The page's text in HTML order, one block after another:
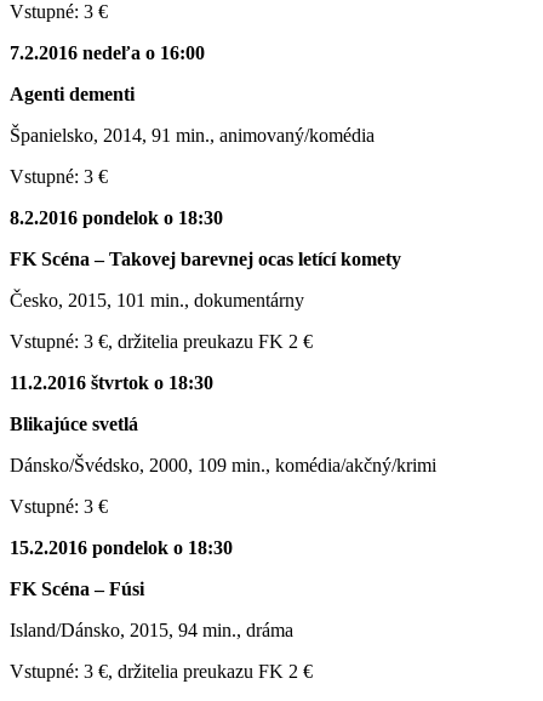
Vstupné: 3 €
7.2.2016 nedeľa o 16:00
Agenti dementi
Španielsko, 2014, 91 min., animovaný/komédia
Vstupné: 3 €
8.2.2016 pondelok o 18:30
FK Scéna – Takovej barevnej ocas letící komety
Česko, 2015, 101 min., dokumentárny
Vstupné: 3 €, držitelia preukazu FK 2 €
11.2.2016 štvrtok o 18:30
Blikajúce svetlá
Dánsko/Švédsko, 2000, 109 min., komédia/akčný/krimi
Vstupné: 3 €
15.2.2016 pondelok o 18:30
FK Scéna – Fúsi
Island/Dánsko, 2015, 94 min., dráma
Vstupné: 3 €, držitelia preukazu FK 2 €